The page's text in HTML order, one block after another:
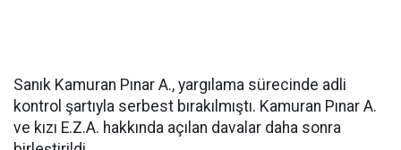
Sanık Kamuran Pınar A., yargılama sürecinde adli
kontrol şartıyla serbest bırakılmıştı. Kamuran Pınar A.
ve kızı E.Z.A. hakkında açılan davalar daha sonra